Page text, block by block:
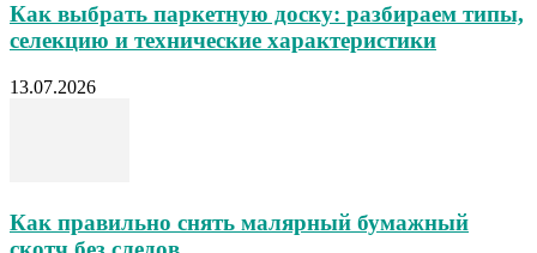
Как выбрать паркетную доску: разбираем типы,
селекцию и технические характеристики
13.07.2026
Как правильно снять малярный бумажный